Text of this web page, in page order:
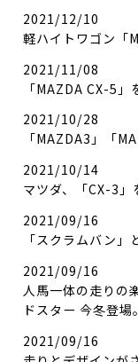
2021/12/10
軽ハイトワゴン「
2021/11/08
「MAZDA CX-5」
2021/10/28
「MAZDA3」「
2021/10/14
マツダ、「CX-3」
2021/09/16
「スクラムバン
2021/09/16
人馬一体の走りの
ドスター 今冬登場。
2021/09/16